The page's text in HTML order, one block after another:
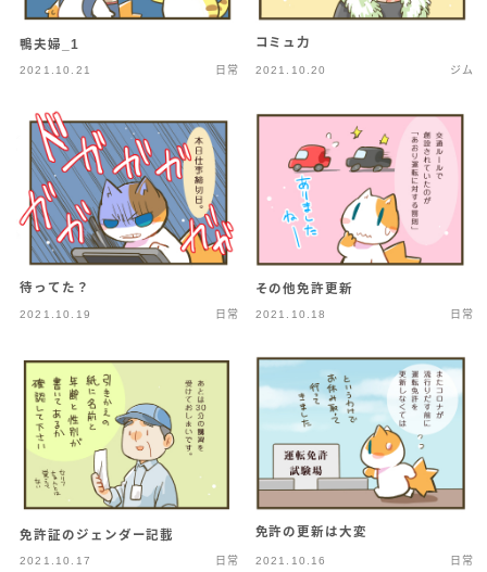
鴨夫婦_1
2021.10.21 日常
コミュ力
2021.10.20 ジム
待ってた？
2021.10.19 日常
その他免許更新
2021.10.18 日常
免許証のジェンダー記載
2021.10.17 日常
免許の更新は大変
2021.10.16 日常